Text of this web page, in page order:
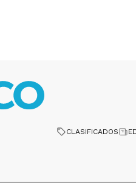
CLASIFICADOS